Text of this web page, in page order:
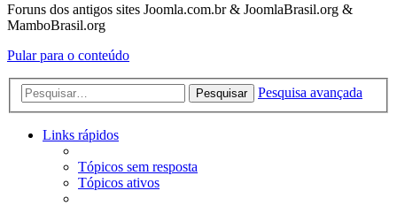
Foruns dos antigos sites Joomla.com.br & JoomlaBrasil.org &
MamboBrasil.org
Pular para o conteúdo
Pesquisar Pesquisa avançada
Links rápidos
Tópicos sem resposta
Tópicos ativos